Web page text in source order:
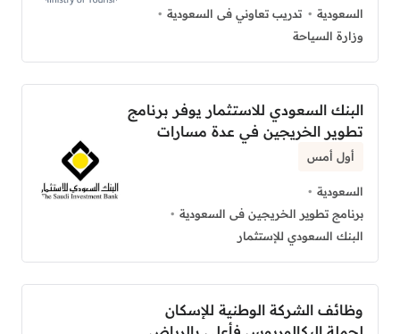
السعودية
تدريب تعاوني فى السعودية
وزارة السياحة
البنك السعودي للاستثمار يوفر برنامج
تطوير الخريجين في عدة مسارات
أول أمس
السعودية
برنامج تطوير الخريجين فى السعودية
البنك السعودي للإستثمار
وظائف الشركة الوطنية للإسكان